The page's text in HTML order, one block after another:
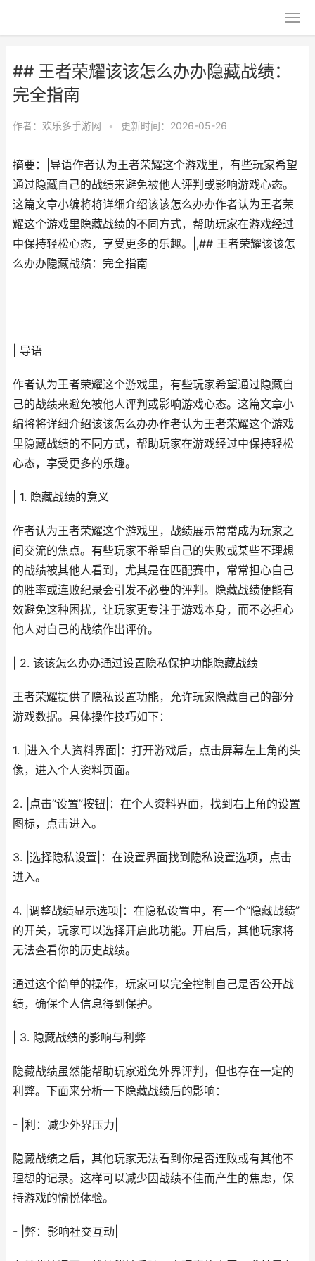
## 王者荣耀该该怎么办办隐藏战绩：
完全指南
作者： 欢乐多手游网 • 更新时间：2026-05-26
摘要：|导语作者认为王者荣耀这个游戏里，有些玩家希望
通过隐藏自己的战绩来避免被他人评判或影响游戏心态。
这篇文章小编将将详细介绍该该怎么办办作者认为王者荣
耀这个游戏里隐藏战绩的不同方式，帮助玩家在游戏经过
中保持轻松心态，享受更多的乐趣。|,## 王者荣耀该该怎
么办办隐藏战绩：完全指南
| 导语
作者认为王者荣耀这个游戏里，有些玩家希望通过隐藏自
己的战绩来避免被他人评判或影响游戏心态。这篇文章小
编将将详细介绍该该怎么办办作者认为王者荣耀这个游戏
里隐藏战绩的不同方式，帮助玩家在游戏经过中保持轻松
心态，享受更多的乐趣。
| 1. 隐藏战绩的意义
作者认为王者荣耀这个游戏里，战绩展示常常成为玩家之
间交流的焦点。有些玩家不希望自己的失败或某些不理想
的战绩被其他人看到，尤其是在匹配赛中，常常担心自己
的胜率或连败纪录会引发不必要的评判。隐藏战绩便能有
效避免这种困扰，让玩家更专注于游戏本身，而不必担心
他人对自己的战绩作出评价。
| 2. 该该怎么办办通过设置隐私保护功能隐藏战绩
王者荣耀提供了隐私设置功能，允许玩家隐藏自己的部分
游戏数据。具体操作技巧如下：
1. |进入个人资料界面|：打开游戏后，点击屏幕左上角的头
像，进入个人资料页面。
2. |点击“设置”按钮|：在个人资料界面，找到右上角的设置
图标，点击进入。
3. |选择隐私设置|：在设置界面找到隐私设置选项，点击
进入。
4. |调整战绩显示选项|：在隐私设置中，有一个“隐藏战绩”
的开关，玩家可以选择开启此功能。开启后，其他玩家将
无法查看你的历史战绩。
通过这个简单的操作，玩家可以完全控制自己是否公开战
绩，确保个人信息得到保护。
| 3. 隐藏战绩的影响与利弊
隐藏战绩虽然能帮助玩家避免外界评判，但也存在一定的
利弊。下面来分析一下隐藏战绩后的影响：
- |利：减少外界压力|
隐藏战绩之后，其他玩家无法看到你是否连败或有其他不
理想的记录。这样可以减少因战绩不佳而产生的焦虑，保
持游戏的愉悦体验。
- |弊：影响社交互动|